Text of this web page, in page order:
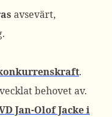
avsevärt,
.
behovet av.
Jan-Olof Jacke i